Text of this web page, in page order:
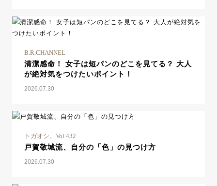
B.R.CHANNEL
清潔感命！ 女子は短パンのどこを見てる？ 大人
が絶対気をつけたいポイント！
2026.07.30
トガオシ。Vol.432
戸賀敬城流、自分の「色」の見つけ方
2026.07.30